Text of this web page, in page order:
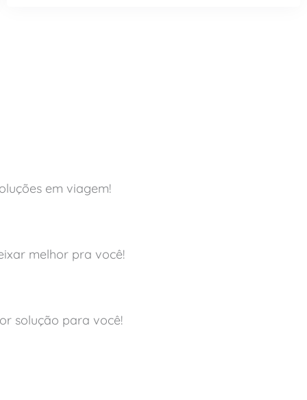
em viagem!
melhor pra você!
solução para você!